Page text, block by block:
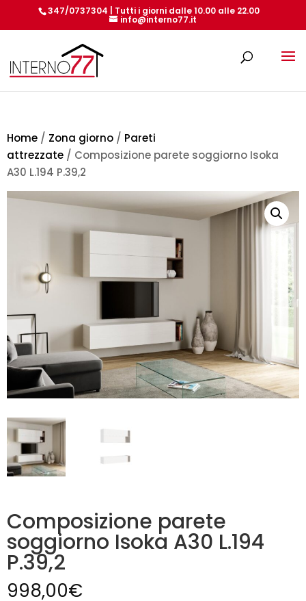
347/0737304 | Tutti i giorni dalle 10.00 alle 22.00
info@interno77.it
Home / Zona giorno / Pareti
attrezzate / Composizione parete soggiorno Isoka
A30 L.194 P.39,2
Composizione parete
soggiorno Isoka A30 L.194
P.39,2
998,00€